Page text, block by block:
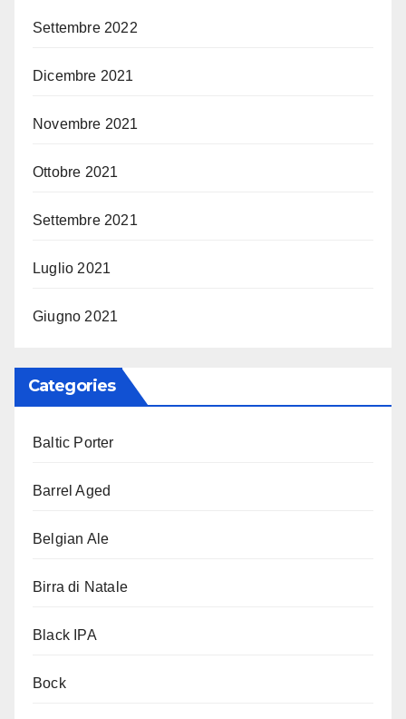
Settembre 2022
Dicembre 2021
Novembre 2021
Ottobre 2021
Settembre 2021
Luglio 2021
Giugno 2021
Categories
Baltic Porter
Barrel Aged
Belgian Ale
Birra di Natale
Black IPA
Bock